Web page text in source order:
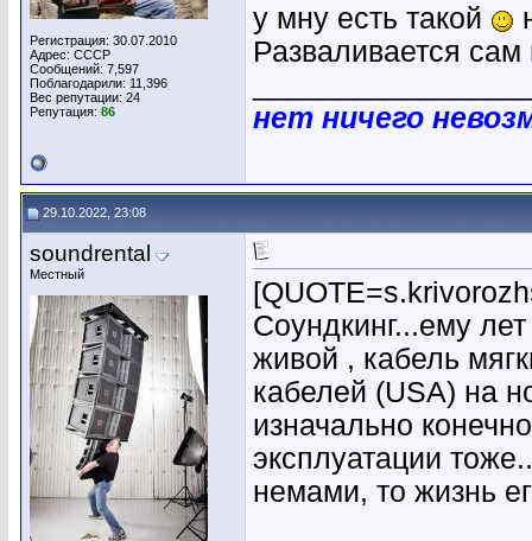
Регистрация: 30.07.2010
Адрес: СССР
Сообщений: 7,597
Поблагодарили: 11,396
Вес репутации: 24
Репутация: 86
у мну есть такой
Разваливается сам
нет ничего
29.10.2022, 23:08
soundrental
Местный
Соундкинг...ему
живой , кабель
кабелей (USA) на
изначально
эксплуатации
немами, то жизнь